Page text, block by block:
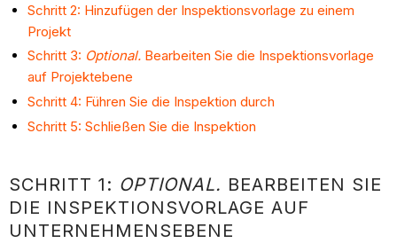
Schritt 2: Hinzufügen der Inspektionsvorlage zu einem
Projekt
Schritt 3: Optional. Bearbeiten Sie die Inspektionsvorlage
auf Projektebene
Schritt 4: Führen Sie die Inspektion durch
Schritt 5: Schließen Sie die Inspektion
SCHRITT 1: OPTIONAL. BEARBEITEN SIE
DIE INSPEKTIONSVORLAGE AUF
UNTERNEHMENSEBENE